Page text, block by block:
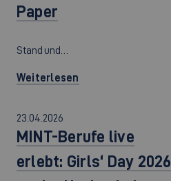
Paper
Stand und…
Weiterlesen
23.04.2026
MINT-Berufe live
erlebt: Girls‘ Day 2026